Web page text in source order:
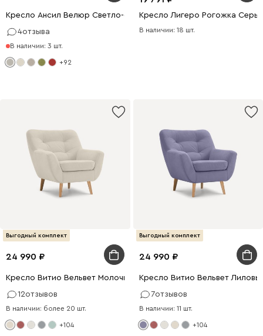
Кресло Ансил Велюр Светло-серый
4отзыва
В наличии: 3 шт.
+92
Кресло Лигеро Рогожка
В наличии: 18 шт.
Выгодный комплект
24 990
Кресло Витио Вельвет Молочный
12отзывов
В наличии: более 20 шт.
+104
Выгодный комплект
24 990
Кресло Витио Вельвет
7отзывов
В наличии: 11 шт.
+104